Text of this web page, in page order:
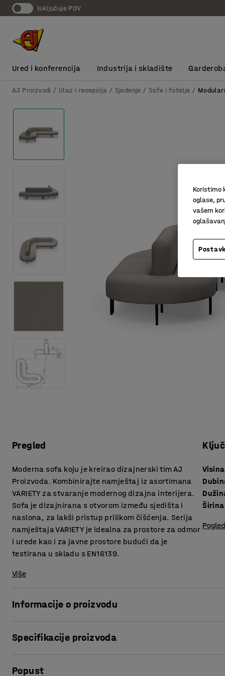
Isključuje PDV
Ured i konferencija Industrija i skladište
AJ Proizvodi Ulaz i recepcija Sjedenje Sofe i fotelje
Pregled
Moderna sofa koju je kreirao dizajnerski tim AJ
Proizvoda. Kombinirajte namještaj iz asortimana
VARIETY za stvaranje modernog dizajna interijera.
Sofa je dizajnirana s otvorom između sjedišta i
naslona, za lakši pristup prilikom čišćenja. Serija
namještaja VARIETY je idealna za prostore za odmor
i urede kao i za javne prostore budući da je
testirana u skladu s EN16139.
Više
Širina
Informacije o proizvodu
za javne prostore poput salona i čekaonica, te ureda i
Specifikacije proizvoda
Dubina sjedišta
Popust
Koristimo
oglase,
vašem